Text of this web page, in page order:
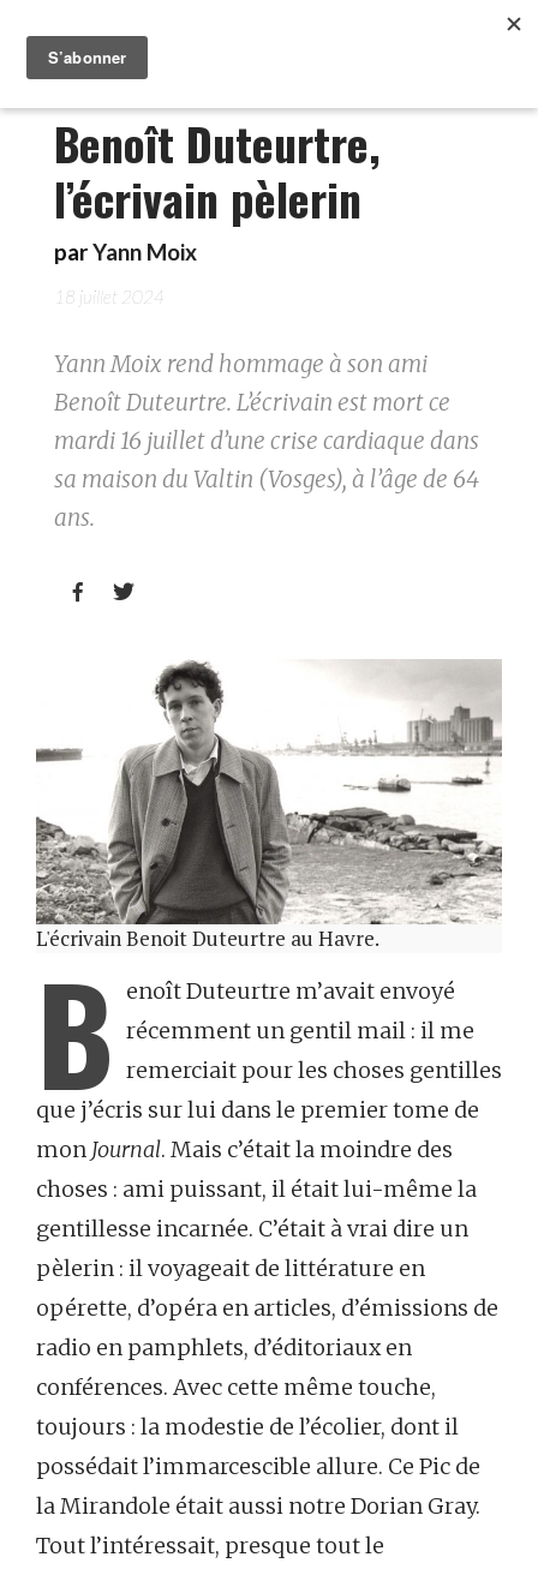
Benoît Duteurtre,
l’écrivain pèlerin
parYann Moix
18 juillet 2024
Yann Moix rend hommage à son ami
Benoît Duteurtre. L’écrivain est mort ce
mardi 16 juillet d’une crise cardiaque dans
sa maison du Valtin (Vosges), à l’âge de 64
ans.
 
L'écrivain Benoit Duteurtre au Havre.
B
enoît Duteurtre m’avait envoyé
récemment un gentil mail : il me
remerciait pour les choses gentilles
que j’écris sur lui dans le premier tome de
mon Journal. Mais c’était la moindre des
choses : ami puissant, il était lui-même la
gentillesse incarnée. C’était à vrai dire un
pèlerin : il voyageait de littérature en
opérette, d’opéra en articles, d’émissions de
radio en pamphlets, d’éditoriaux en
conférences. Avec cette même touche,
toujours : la modestie de l’écolier, dont il
possédait l’immarcescible allure. Ce Pic de
la Mirandole était aussi notre Dorian Gray.
Tout l’intéressait, presque tout le